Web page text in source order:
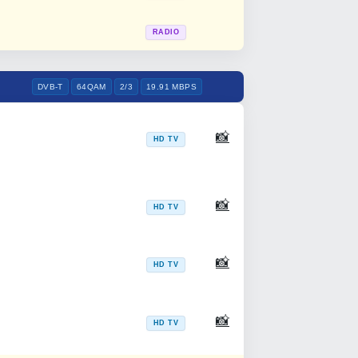
RADIO
DVB-T 64QAM 2/3 19.91 MBPS
HD TV 📸
HD TV 📸
HD TV 📸
HD TV 📸